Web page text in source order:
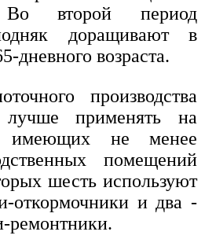
Во второй период
доращивают в
дневного возраста.
производства
применять на
имеющих не менее
помещений
шесть используют
откормочники и два -
ремонтники.